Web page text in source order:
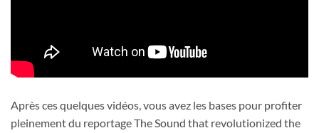
Après ces quelques vidéos, vous avez les bases pour profiter
pleinement du reportage The Sound that revolutionized the